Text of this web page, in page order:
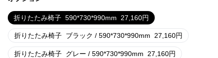
折りたたみ椅子 590*730*990mm 27,160円
折りたたみ椅子 ブラック / 590*730*990mm 27,160円
折りたたみ椅子 グレー / 590*730*990mm 27,160円